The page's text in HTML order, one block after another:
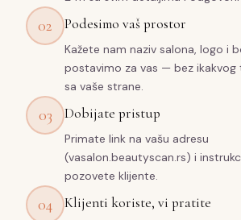
02 Podesimo vaš prostor
Kažete nam naziv salona, logo i
postavimo za vas — bez ikakvog
sa vaše strane.
03 Dobijate pristup
Primate link na vašu adresu
(vasalon.beautyscan.rs) i
pozovete klijente.
04 Klijenti koriste, vi pratite